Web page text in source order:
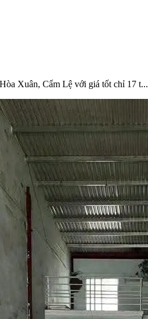
Xuân, Cẩm Lệ với giá tốt chỉ 17 t...